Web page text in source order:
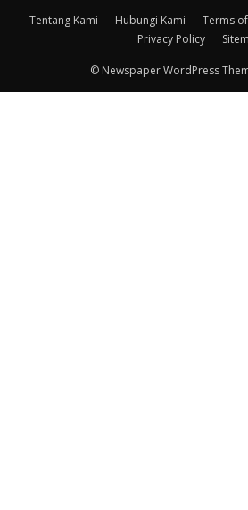
Tentang Kami Hubungi Kami Terms
Privacy Policy
© Newspaper WordPress